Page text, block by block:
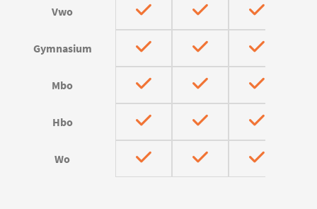
Vwo
Gymnasium
Mbo
Hbo
Wo